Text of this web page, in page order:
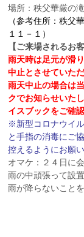
場所：秩父華厳の滝
（参考住所：秩父
１１－１）
【ご来場されるお
雨天時は足元が滑
中止とさせていただ
雨天中止の場合は
クでお知らせいたし
イスブックをご確
※新型コロナウイ
と手指の消毒にご
控えるようにお願
オマケ：２４日に
雨の中頑張って設
雨が降らないこと